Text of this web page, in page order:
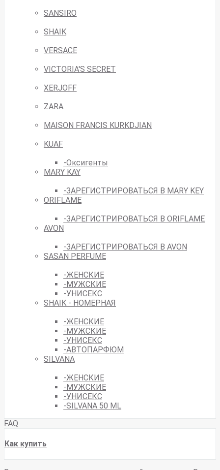
SANSIRO
SHAIK
VERSACE
VICTORIA'S SECRET
XERJOFF
ZARA
MAISON FRANCIS KURKDJIAN
KUAF
-Оксигенты
MARY KAY
-ЗАРЕГИСТРИРОВАТЬСЯ В MARY KEY
ORIFLAME
-ЗАРЕГИСТРИРОВАТЬСЯ В ORIFLAME
AVON
-ЗАРЕГИСТРИРОВАТЬСЯ В AVON
SASAN PERFUME
-ЖЕНСКИЕ
-МУЖСКИЕ
-УНИСЕКС
SHAIK - НОМЕРНАЯ
-ЖЕНСКИЕ
-МУЖСКИЕ
-УНИСЕКС
-АВТОПАРФЮМ
SILVANA
-ЖЕНСКИЕ
-МУЖСКИЕ
-УНИСЕКС
-SILVANA 50 ML
FAQ
Как купить